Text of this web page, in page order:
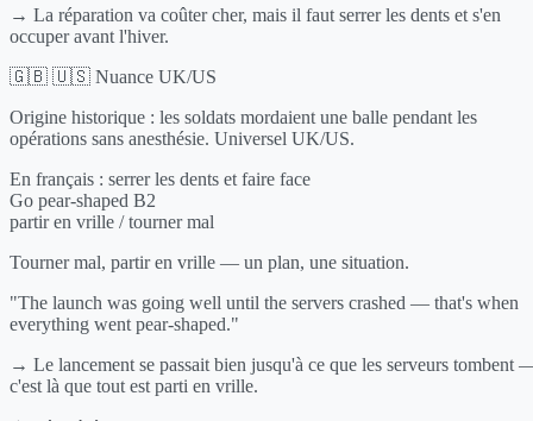
→ La réparation va coûter cher, mais il faut serrer les dents et s'en
occuper avant l'hiver.
🇬🇧 🇺🇸 Nuance UK/US
Origine historique : les soldats mordaient une balle pendant les
opérations sans anesthésie. Universel UK/US.
En français : serrer les dents et faire face
Go pear-shaped B2
partir en vrille / tourner mal
Tourner mal, partir en vrille — un plan, une situation.
"The launch was going well until the servers crashed — that's when
everything went pear-shaped."
→ Le lancement se passait bien jusqu'à ce que les serveurs tombent
c'est là que tout est parti en vrille.